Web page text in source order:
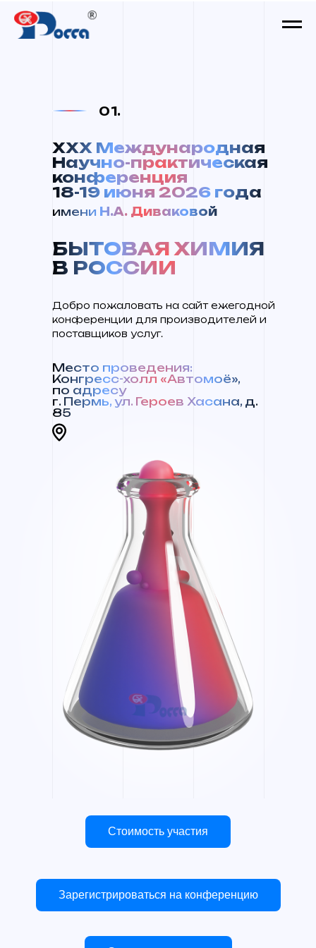
01.
XXX Международная
Научно-практическая
конференция
18-19 июня 2026 года
Добро пожаловать на сайт ежегодной
конференции для производителей и
поставщиков услуг.
имени Н.А. Диваковой
БЫТОВАЯ ХИМИЯ
В РОССИИ
Место проведения:
Конгресс-холл «Автомоё»,
по адресу
г. Пермь, ул. Героев Хасана, д.
85
Стоимость участия
Стоимость доклада
Включает:
Пакеты участника (не включают стоимость
Зарегистрироваться на конференцию